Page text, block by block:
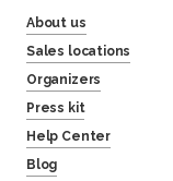
About us
Sales locations
Organizers
Press kit
Help Center
Blog